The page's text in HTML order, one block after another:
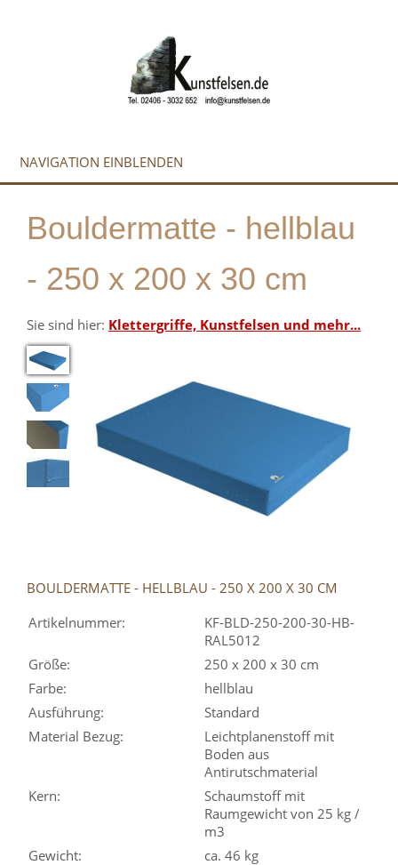
NAVIGATION EINBLENDEN
Bouldermatte - hellblau
- 250 x 200 x 30 cm
Sie sind hier: Klettergriffe, Kunstfelsen und mehr...
BOULDERMATTE - HELLBLAU - 250 X 200 X 30 CM
Artikelnummer:
KF-BLD-250-200-30-HB-
RAL5012
Größe:
250 x 200 x 30 cm
Farbe:
hellblau
Ausführung:
Standard
Material Bezug:
Leichtplanenstoff mit
Boden aus
Antirutschmaterial
Kern:
Schaumstoff mit
Raumgewicht von 25 kg /
m3
Gewicht:
ca. 46 kg